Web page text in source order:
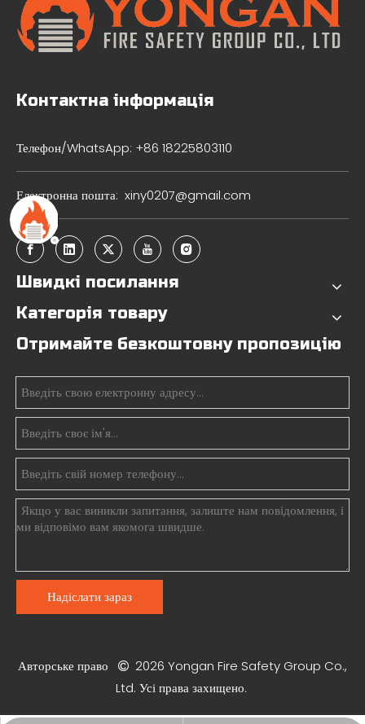
Контактна інформація
Телефон/WhatsApp: +86 18225803110
Електронна пошта: xiny0207@gmail.com
Швидкі посилання
Категорія товару
Отримайте безкоштовну пропозицію
Надіслати зараз
Авторське право  2026 Yongan Fire Safety Group Co.,
Ltd. Усі права захищено.